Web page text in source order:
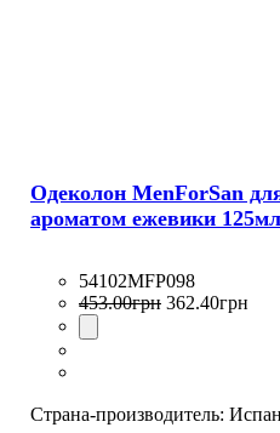
Одеколон MenForSan
ароматом ежевики 125мл
54102MFP098
453.00грн 362.40грн
Страна-производитель: